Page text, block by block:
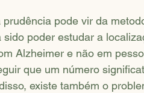
prudência pode vir da
sido poder estudar a
Alzheimer e não em
que um número
existe também o